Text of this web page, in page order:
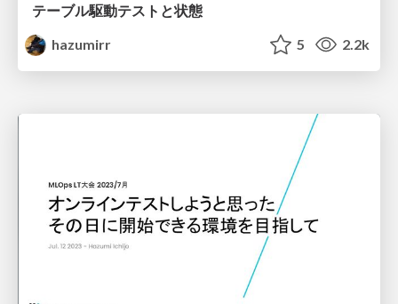
テーブル駆動テストと状態
hazumirr
5 2.2k